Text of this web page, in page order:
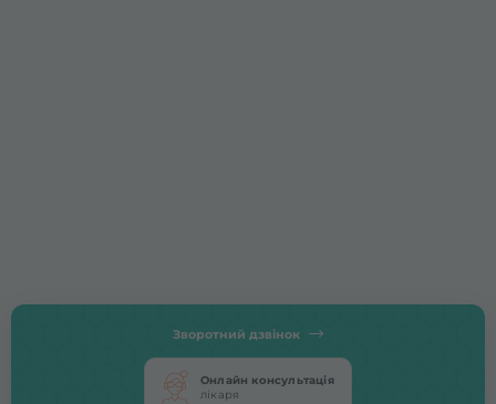
Зворотний дзвінок
Онлайн консультація
лікаря